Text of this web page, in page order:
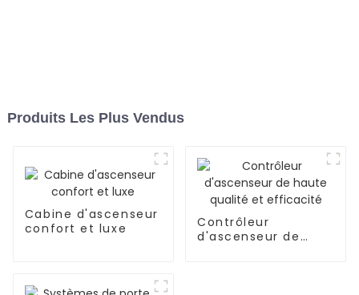
Produits Les Plus Vendus
Cabine d'ascenseur
confort et luxe
Contrôleur
d'ascenseur de